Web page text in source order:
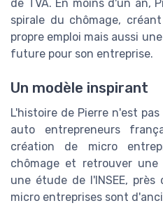
de TVA. En moins d'un an,
spirale du chômage,
propre emploi mais aussi
future pour son entreprise.
Un modèle inspirant
L'histoire de Pierre n'est
auto entrepreneurs
création de micro
chômage et retrouver une
une étude de l'INSEE,
micro entreprises sont